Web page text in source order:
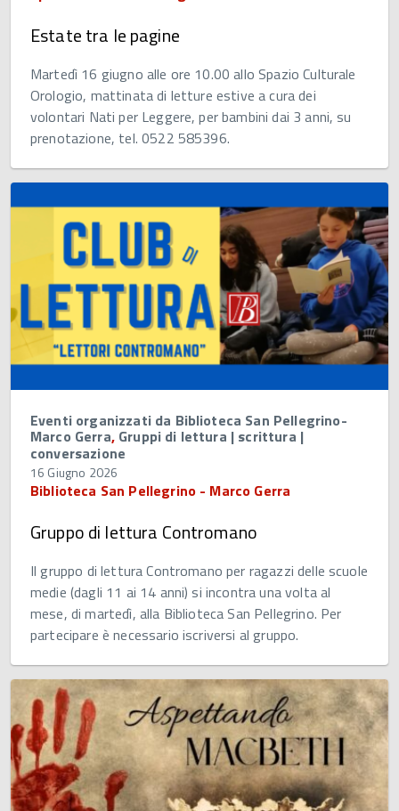
Estate tra le pagine
Martedì 16 giugno alle ore 10.00 allo Spazio Culturale
Orologio, mattinata di letture estive a cura dei
volontari Nati per Leggere, per bambini dai 3 anni, su
prenotazione, tel. 0522 585396.
Eventi organizzati da Biblioteca San Pellegrino-
Marco Gerra, Gruppi di lettura | scrittura |
conversazione
16 Giugno 2026
Biblioteca San Pellegrino - Marco Gerra
Gruppo di lettura Contromano
Il gruppo di lettura Contromano per ragazzi delle scuole
medie (dagli 11 ai 14 anni) si incontra una volta al
mese, di martedì, alla Biblioteca San Pellegrino. Per
partecipare è necessario iscriversi al gruppo.